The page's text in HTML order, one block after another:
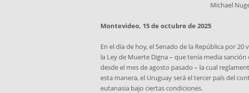
Michael
Montevideo, 15 de octubre de 2025
En el día de hoy, el Senado de la República por
la Ley de Muerte Digna – que tenía media
desde el mes de agosto pasado – la cual
esta manera, el Uruguay será el tercer país del
eutanasia bajo ciertas condiciones.